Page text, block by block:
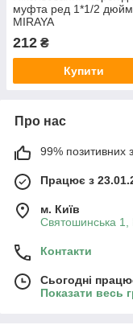
муфта ред 1*1/2 дюйм
MIRAYA
212 ₴
Купити
Про нас
99% позитивних з
Працює з
м. Київ
Святошинська 1,
Контакти
Сьогодні
Показати весь